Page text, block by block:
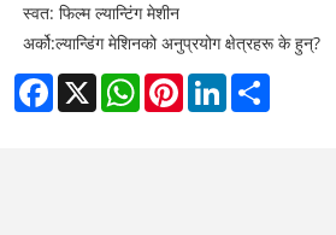
स्वत: फिल्म ल्यान्टिंग मेशीन
अर्को:ल्यान्डिंग मेशिनको अनुप्रयोग क्षेत्रहरू के हुन्?
Facebook
X WhatsAppPinterestLinkedIn